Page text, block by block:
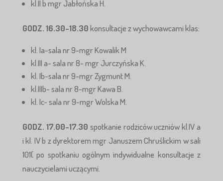
kl.II b mgr Jabłońska H.
GODZ. 16.30-18.30konsultacje z wychowawcami klas:
kl. Ia-sala nr 9-mgr Kowalik M
kl.III a- sala nr 8- mgr Jurczyńska K.
kl. Ib-sala nr 9-mgr Zygmunt M.
kl.IIIb- sala nr 8-mgr Kawa B.
kl. Ic- sala nr 9-mgr Wolska M.
GODZ. 17.00-17.30 spotkanie rodziców uczniów kl.IV a
i kl. IV b z dyrektorem mgr Januszem Chruślickim w sali
101( po spotkaniu ogólnym indywidualne konsultacje z
nauczycielami uczącymi.